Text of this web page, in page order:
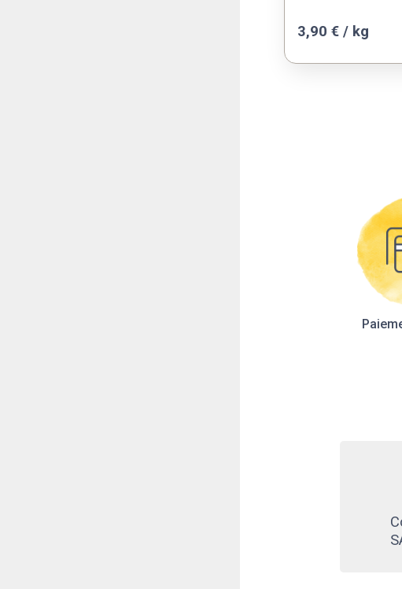
3,90 € / kg